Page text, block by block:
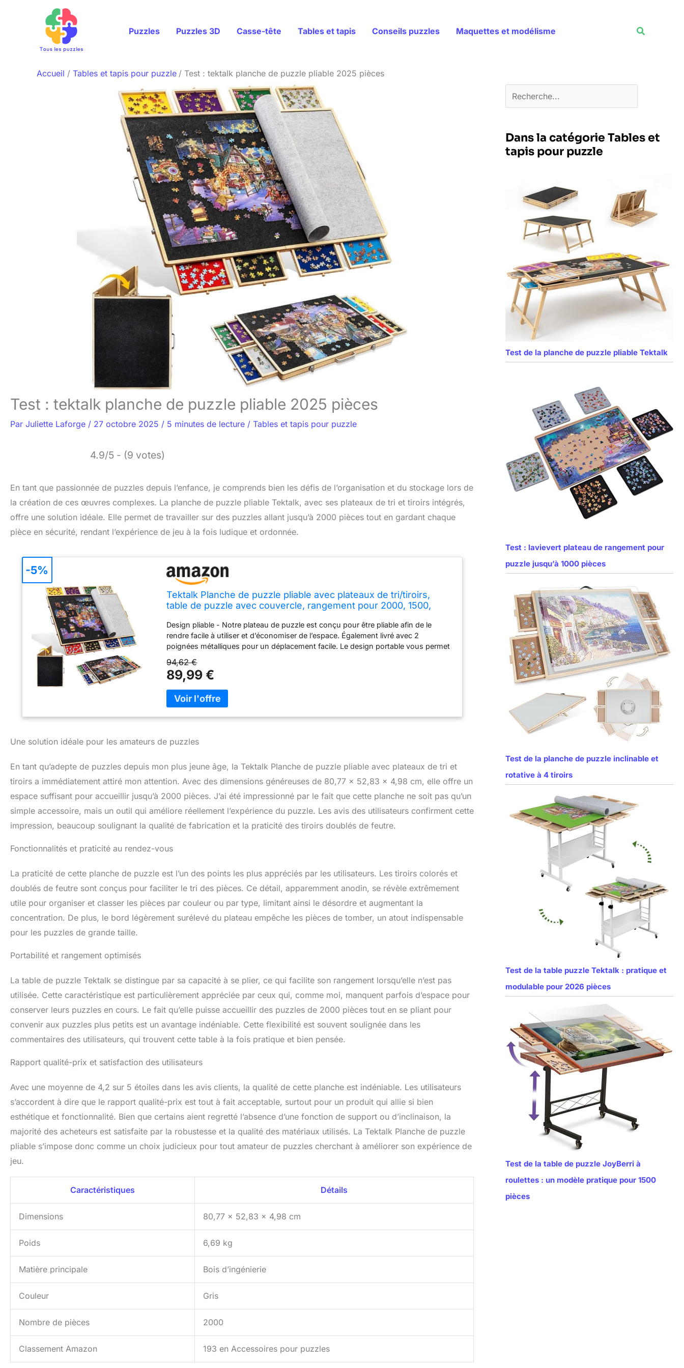
Puzzles Puzzles 3D Casse-tête Tables et tapis Conseils puzzles Maquettes et modélisme
Accueil Tables et tapis pour puzzle Test : tektalk planche de puzzle pliable 2025 pièces
Test : tektalk planche de puzzle pliable 2025 pièces
Par Juliette Laforge / 27 octobre 2025 / 5 minutes de lecture / Tables et tapis pour puzzle
4.9/5 - (9 votes)
En tant que passionnée de puzzles depuis l’enfance, je comprends bien les défis de l’organisation et du stockage lors de
la création de ces œuvres complexes. La planche de puzzle pliable Tektalk, avec ses plateaux de tri et tiroirs intégrés,
offre une solution idéale. Elle permet de travailler sur des puzzles allant jusqu’à 2000 pièces tout en gardant chaque
pièce en sécurité, rendant l’expérience de jeu à la fois ludique et ordonnée.
Tektalk Planche de puzzle pliable avec plateaux de tri/tiroirs,
table de puzzle avec couvercle, rangement pour 2000, 1500,
Design pliable - Notre plateau de puzzle est conçu pour être pliable afin de le
rendre facile à utiliser et d’économiser de l’espace. Également livré avec 2
poignées métalliques pour un déplacement facile. Le design portable vous permet
des jeux de puzzle de 2 000 pièces - La surface utilisable est de 103 × 78 cm
(40,6 × 30,7 pouces). S'applique aux jeux de puzzle de 2 000 pièces lorsqu'ils
sont entièrement dépliés, ou convient aux jeux de puzzle de 1 000 pièces
lorsqu'ils sont pliés. Fourni avec une housse en feutre - Fourni avec une housse
en feutre pour résister à la poussière et aux animaux domestiques, vous
permettant de mettre en pause votre jeu de puzzle et de le garder en sécurité
Comprend 8 tiroirs colorés – Livré avec 8 tiroirs recouverts de feutre de différentes
tiroir est conçu avec un petit aimant pour s'assurer qu'il reste fermé pendant le
transport. Matériau de qualité supérieure : fabriqué en pin de qualité supérieure,
robuste et durable. Le dessus de la table est recouvert de feutre gris pour
empêcher les pièces du puzzle de glisser. La couleur grise est idéale pour la
plupart des jeux de puzzle dans différentes couleurs de fond, tandis que le tissu
en feutre est suffisamment épais pour offrir une sensation confortable
94,62 €
89,99 €
-5%
Une solution idéale pour les amateurs de puzzles
En tant qu’adepte de puzzles depuis mon plus jeune âge, la Tektalk Planche de puzzle pliable avec plateaux de tri et
tiroirs a immédiatement attiré mon attention. Avec des dimensions généreuses de 80,77 x 52,83 x 4,98 cm, elle offre un
espace suffisant pour accueillir jusqu’à 2000 pièces. J’ai été impressionné par le fait que cette planche ne soit pas qu’un
simple accessoire, mais un outil qui améliore réellement l’expérience du puzzle. Les avis des utilisateurs confirment cette
impression, beaucoup soulignant la qualité de fabrication et la praticité des tiroirs doublés de feutre.
Fonctionnalités et praticité au rendez-vous
La praticité de cette planche de puzzle est l’un des points les plus appréciés par les utilisateurs. Les tiroirs colorés et
doublés de feutre sont conçus pour faciliter le tri des pièces. Ce détail, apparemment anodin, se révèle extrêmement
utile pour organiser et classer les pièces par couleur ou par type, limitant ainsi le désordre et augmentant la
concentration. De plus, le bord légèrement surélevé du plateau empêche les pièces de tomber, un atout indispensable
pour les puzzles de grande taille.
Portabilité et rangement optimisés
La table de puzzle Tektalk se distingue par sa capacité à se plier, ce qui facilite son rangement lorsqu’elle n’est pas
utilisée. Cette caractéristique est particulièrement appréciée par ceux qui, comme moi, manquent parfois d’espace pour
conserver leurs puzzles en cours. Le fait qu’elle puisse accueillir des puzzles de 2000 pièces tout en se pliant pour
convenir aux puzzles plus petits est un avantage indéniable. Cette flexibilité est souvent soulignée dans les
commentaires des utilisateurs, qui trouvent cette table à la fois pratique et bien pensée.
Rapport qualité-prix et satisfaction des utilisateurs
Avec une moyenne de 4,2 sur 5 étoiles dans les avis clients, la qualité de cette planche est indéniable. Les utilisateurs
s’accordent à dire que le rapport qualité-prix est tout à fait acceptable, surtout pour un produit qui allie si bien
esthétique et fonctionnalité. Bien que certains aient regretté l’absence d’une fonction de support ou d’inclinaison, la
majorité des acheteurs est satisfaite par la robustesse et la qualité des matériaux utilisés. La Tektalk Planche de puzzle
pliable s’impose donc comme un choix judicieux pour tout amateur de puzzles cherchant à améliorer son expérience de
jeu.
Caractéristiques Détails
Dimensions 80,77 x 52,83 x 4,98 cm
Poids 6,69 kg
Matière principale Bois d’ingénierie
Couleur Gris
Nombre de pièces 2000
Classement Amazon 193 en Accessoires pour puzzles
Dans la catégorie Tables et
tapis pour puzzle
Test de la planche de puzzle pliable Tektalk
Test : lavievert plateau de rangement pour
puzzle jusqu’à 1000 pièces
Test de la planche de puzzle inclinable et
rotative à 4 tiroirs
Test de la table puzzle Tektalk : pratique et
modulable pour 2026 pièces
Test de la table de puzzle JoyBerri à
roulettes : un modèle pratique pour 1500
pièces